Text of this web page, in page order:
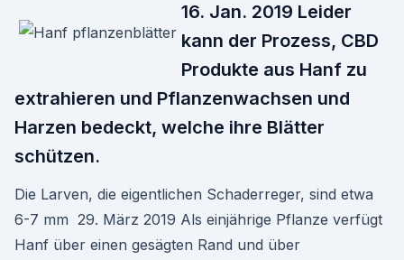
16. Jan. 2019 Leider
kann der Prozess, CBD
Produkte aus Hanf zu
extrahieren und Pflanzenwachsen und
Harzen bedeckt, welche ihre Blätter
schützen.
Die Larven, die eigentlichen Schaderreger, sind etwa
6-7 mm 29. März 2019 Als einjährige Pflanze verfügt
Hanf über einen gesägten Rand und über